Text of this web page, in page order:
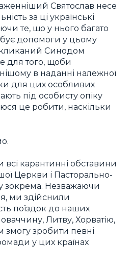
Святослав несе
за ці українські
те, що у нього багато
допомоги у цьому
Синодом
для того, щоби
в наданні належної
для цих особливих
під особисту опіку
це робити, наскільки
карантинні обставини
Церкви і Пасторально-
зокрема. Незважаючи
ми здійснили
поїздок до наших
Литву, Хорватію,
змогу зробити певні
у цих країнах